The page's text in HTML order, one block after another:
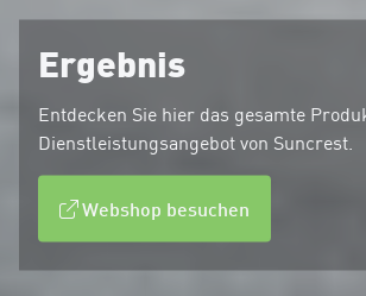
Ergebnis
Entdecken Sie hier das gesamte
Dienstleistungsangebot von Suncrest.
Webshop besuchen